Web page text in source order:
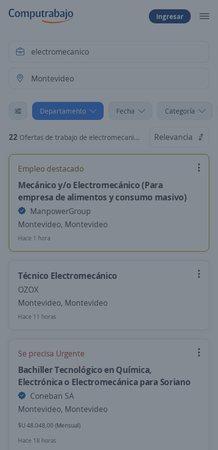
Ingresar
Departamento Fecha Categoría
22 Ofertas de trabajo de electromecanico en Montevideo, Montevideo Relevancia
Empleo destacado
Mecánico y/o Electromecánico (Para
empresa de alimentos y consumo masivo)
ManpowerGroup
Montevideo, Montevideo
Hace 1 hora
Técnico Electromecánico
OZOX
Montevideo, Montevideo
Hace 11 horas
Se precisa Urgente
Bachiller Tecnológico en Química,
Electrónica o Electromecánica para Soriano
Coneban SA
Montevideo, Montevideo
$U 48.048,00 (Mensual)
Hace 18 horas